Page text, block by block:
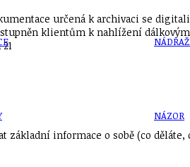
NÁZOR
určená k archivaci se
klientům k nahlížení
základní informace o sobě (co